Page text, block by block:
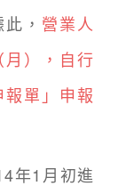
， 營業人
），自行
單」申報
年1月初進